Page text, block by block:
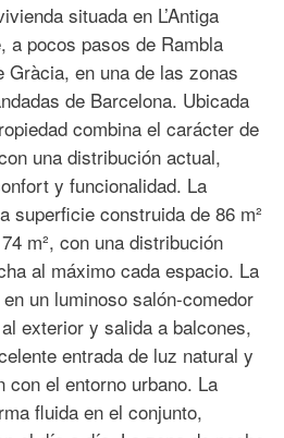
situada en L’Antiga
a pocos pasos de Rambla
Gràcia, en una de las zonas
de Barcelona. Ubicada
combina el carácter de
una distribución actual,
y funcionalidad. La
superficie construida de 86 m²
m², con una distribución
al máximo cada espacio. La
un luminoso salón-comedor
exterior y salida a balcones,
entrada de luz natural y
con el entorno urbano. La
fluida en el conjunto,